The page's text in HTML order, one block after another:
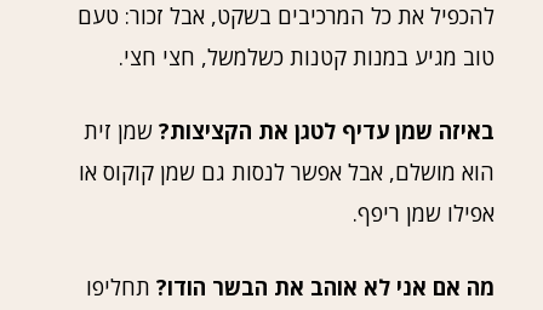
להכפיל את כל המרכיבים בשקט, אבל זכור: טעם
טוב מגיע במנות קטנות כשלמשל, חצי חצי.
באיזה שמן עדיף לטגן את הקציצות? שמן זית
הוא מושלם, אבל אפשר לנסות גם שמן קוקוס או
אפילו שמן ריפף.
מה אם אני לא אוהב את הבשר הודו? תחליפו